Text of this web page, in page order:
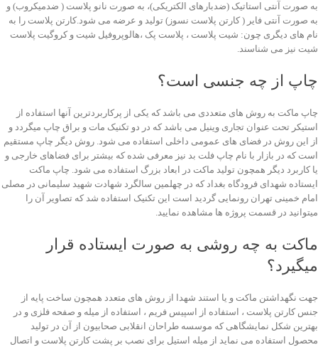
به صورت آنتی استاتیک (ضدبارهای الکتریکی)، به صورت نانو پلاست ( ضدمیکروب) و
به صورت آنتی فایر ( کارتن پلاست نسوز) تولید و عرضه می شود.کارتن پلاست را به
نام های دیگری چون: شیت پلاست ، پلاست پک ،هالوپروفیل شیت و کروگیت پلاست
شیت نیز می شناسند.
چاپ از چه جنسی است؟
چاپ ماکت به روش های متعددی می باشد که یکی از پرکاربردترین آنها استفاده از
استیکر تحت عنوان تجاری وینیل می باشد که در دو تکنیک مات و براق چاپ میگردد و
از این روش در فضای های عمومی داخلی استفاده می شود. روش دیگر چاپ مستقیم
است که در بازار با نام چاپ فلت بد نیز معرفی شده که بیشتر برای فضاهای خارجی و
یا کاربرد دیگر همچون تولید ماکت در ابعاد بزرگ استفاده می شود. چاپ ماکت
ایستاده شهدای فرودگاه بغداد که در چهلمین سالگرد شهادت شهید سلیمانی در مصلی
امام خمینی تهران رونمایی گردید است این تکنیک استفاده شد که تصاویر آن را
میتوانید در قسمت پروژه ها مشاهده نمایید.
ماکت به چه روشی به صورت ایستاده قرار
میگیرد؟
جهت نگهداشتن ماکت و یا استند شهدا از روش های متعدد همچون ساخت پایه از
جنس کارتن پلاست ، استفاده از اسپیس فریم ، استفاده از میله و صفحه فلزی و در
بهترین شکل نمایشگاهی که موسسه طراحان انقلابی صحابیون از آن در تولید
محصول استفاده می نماید از میله استیل برای نصب بر پشت کارتن پلاست و اتصال